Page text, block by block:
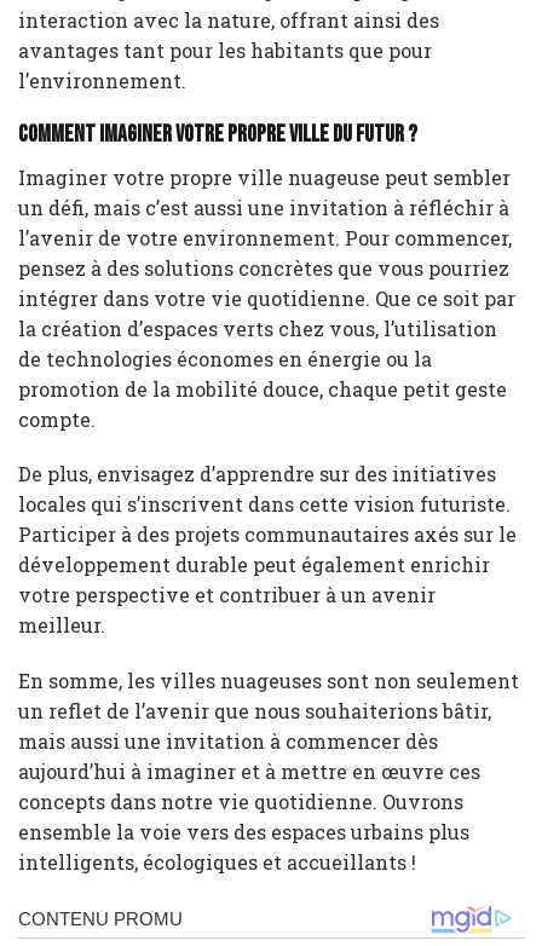
interaction avec la nature, offrant ainsi des
avantages tant pour les habitants que pour
l’environnement.
Comment imaginer votre propre ville du futur ?
Imaginer votre propre ville nuageuse peut sembler
un défi, mais c’est aussi une invitation à réfléchir à
l’avenir de votre environnement. Pour commencer,
pensez à des solutions concrètes que vous pourriez
intégrer dans votre vie quotidienne. Que ce soit par
la création d’espaces verts chez vous, l’utilisation
de technologies économes en énergie ou la
promotion de la mobilité douce, chaque petit geste
compte.
De plus, envisagez d’apprendre sur des initiatives
locales qui s’inscrivent dans cette vision futuriste.
Participer à des projets communautaires axés sur le
développement durable peut également enrichir
votre perspective et contribuer à un avenir
meilleur.
En somme, les villes nuageuses sont non seulement
un reflet de l’avenir que nous souhaiterions bâtir,
mais aussi une invitation à commencer dès
aujourd’hui à imaginer et à mettre en œuvre ces
concepts dans notre vie quotidienne. Ouvrons
ensemble la voie vers des espaces urbains plus
intelligents, écologiques et accueillants !